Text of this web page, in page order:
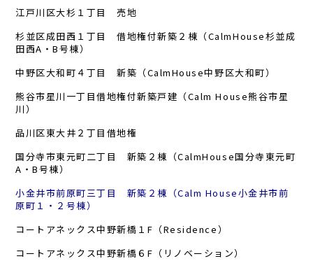
江戸川区大杉１丁目 売地
杉並区成田西１丁目 借地権付新築２棟（CalmHouse杉並成
田西A・B号棟）
中野区大和町４丁目 新築（CalmHouse中野区大和町）
熊谷市星川一丁目借地権付新築戸建（Calm House熊谷市星
川）
品川区東大井２丁目借地権
国分寺市東元町二丁目 新築２棟（CalmHouse国分寺東元町
A・B号棟）
小金井市前原町三丁目 新築２棟（Calm House小金井市前
原町１・２号棟）
コートアネックス中野新橋１F（Residence）
コートアネックス中野新橋６F（リノベーション）